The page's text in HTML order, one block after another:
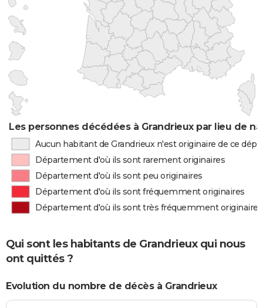
Les personnes décédées à Grandrieux par lieu de
Aucun habitant de Grandrieux n'est originaire de ce
Département d'où ils sont rarement originaires
Département d'où ils sont peu originaires
Département d'où ils sont fréquemment originaires
Département d'où ils sont très fréquemment originaires
Qui sont les habitants de Grandrieux qui nous
ont quittés ?
Evolution du nombre de décès à Grandrieux